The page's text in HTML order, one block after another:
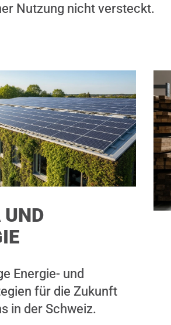
Nutzung nicht versteckt.
Energie- und
für die Zukunft
in der Schweiz.